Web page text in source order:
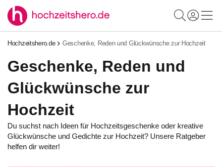
Hochzeitshero.de Geschenke, Reden und Glückwünsche zur Hochzeit
Geschenke, Reden und
Glückwünsche zur
Hochzeit
Du suchst nach Ideen für Hochzeitsgeschenke oder kreative
Glückwünsche und Gedichte zur Hochzeit? Unsere Ratgeber
helfen dir weiter!